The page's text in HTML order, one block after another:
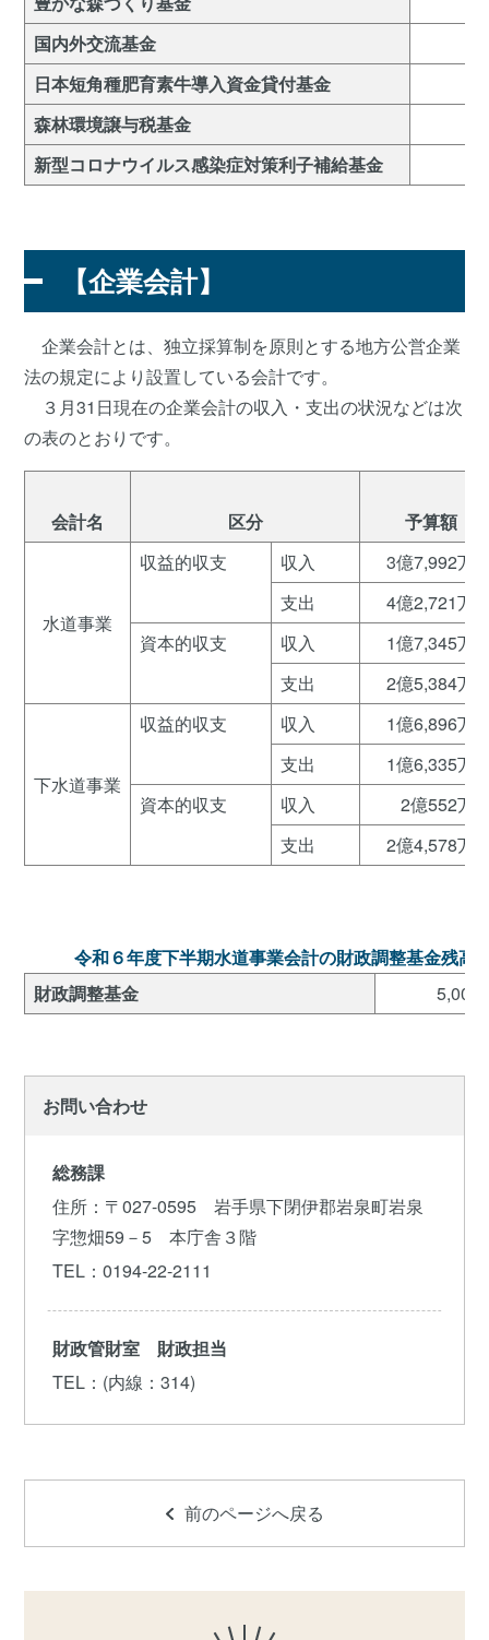
国内外交流基金
日本短角種肥育素牛導入資金貸付基金
森林環境譲与税基金
新型コロナウイルス感染症対策利子補給基金
【企業会計】
企業会計とは、独立採算制を原則とする地方公営企業
法の規定により設置している会計です。
３月31日現在の企業会計の収入・支出の状況などは次
の表のとおりです。
会計名 区分 予算額
水道事業
収益的収支 収入
3億7,992万
支出
4億2,721万
資本的収支
収入
1億7,345万
支出
2億5,384万
下水道事業
収益的収支 収入
1億6,896万
支出
1億6,335万
資本的収支
収入
2億552万
支出
2億4,578万
令和６年度下半期水道事業会計の財政調整基金残高
財政調整基金
5,005
お問い合わせ
総務課
住所 ：〒027-0595 岩手県下閉伊郡岩泉町岩泉
字惣畑59－5 本庁舎３階
TEL ：0194-22-2111
財政管財室 財政担当
TEL ：(内線：314)
前のページへ戻る